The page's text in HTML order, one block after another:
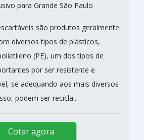
para Grande São Paulo
são produtos geralmente
diversos tipos de plásticos,
(PE), um dos tipos de
por ser resistente e
se adequando aos mais diversos
podem ser recicla...
Cotar agora